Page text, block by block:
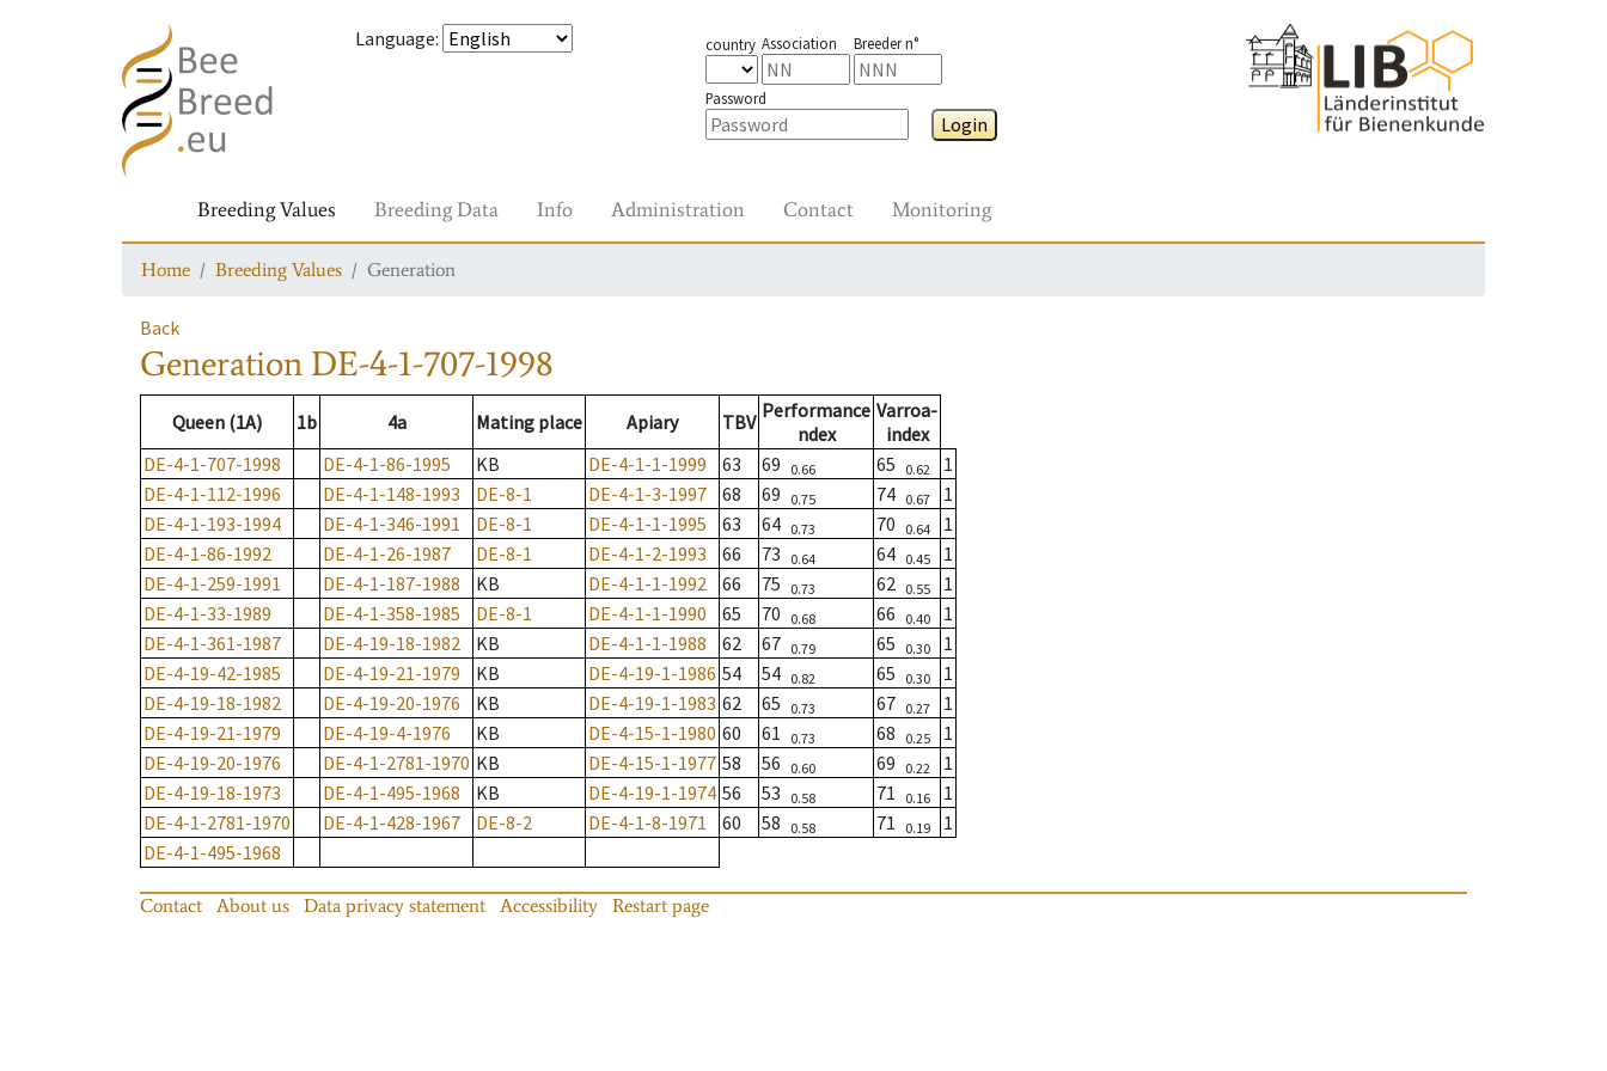
Language: country Association Breeder n°
Password
Login
Breeding Values Breeding Data Info Administration Contact Monitoring
Home Breeding Values Generation
Back
Generation DE-4-1-707-1998
Queen (1A) 1b 4a Mating place Apiary TBV Performance
ndex
Varroa-
index
DE-4-1-707-1998
DE-4-1-86-1995 KB DE-4-1-1-1999 63 69 0.66 65 0.62
1
DE-4-1-112-1996
DE-4-1-148-1993 DE-8-1 DE-4-1-3-1997 68 69 0.75 74 0.67
1
DE-4-1-193-1994
DE-4-1-346-1991 DE-8-1 DE-4-1-1-1995 63 64 0.73 70 0.64
1
DE-4-1-86-1992
DE-4-1-26-1987 DE-8-1 DE-4-1-2-1993 66 73 0.64 64 0.45
1
DE-4-1-259-1991
DE-4-1-187-1988 KB DE-4-1-1-1992 66 75 0.73 62 0.55
1
DE-4-1-33-1989
DE-4-1-358-1985 DE-8-1 DE-4-1-1-1990 65 70 0.68 66 0.40
1
DE-4-1-361-1987
DE-4-19-18-1982 KB DE-4-1-1-1988 62 67 0.79 65 0.30
1
DE-4-19-42-1985
DE-4-19-21-1979 KB DE-4-19-1-1986 54 54 0.82 65 0.30
1
DE-4-19-18-1982
DE-4-19-20-1976 KB DE-4-19-1-1983 62 65 0.73 67 0.27
1
DE-4-19-21-1979
DE-4-19-4-1976 KB DE-4-15-1-1980 60 61 0.73 68 0.25
1
DE-4-19-20-1976
DE-4-1-2781-1970 KB DE-4-15-1-1977 58 56 0.60 69 0.22
1
DE-4-19-18-1973
DE-4-1-495-1968 KB DE-4-19-1-1974 56 53 0.58 71 0.16
1
DE-4-1-2781-1970
DE-4-1-428-1967 DE-8-2 DE-4-1-8-1971 60 58 0.58 71 0.19
1
DE-4-1-495-1968
Contact About us Data privacy statement Accessibility Restart page